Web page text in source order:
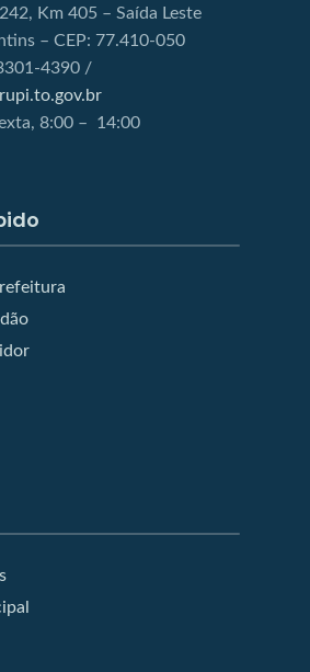
Km 405 – Saída Leste
– CEP: 77.410-050
4390 /
8:00 – 14:00